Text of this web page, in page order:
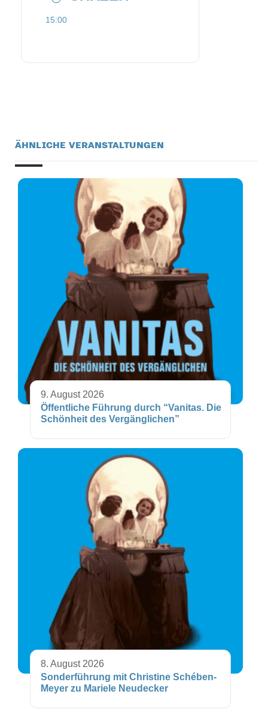
15:00
ÄHNLICHE VERANSTALTUNGEN
9. August 2026
Öffentliche Führung durch “Vanitas. Die
Schönheit des Vergänglichen”
8. August 2026
Sonderführung mit Christine Schében-
Meyer zu Mariele Neudecker